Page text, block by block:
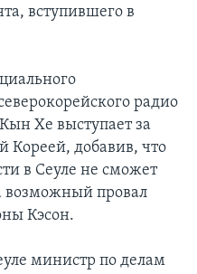
вступившего в
радио
Хе выступает за
Кореей, добавив, что
в Сеуле не сможет
возможный провал
Кэсон.
министр по делам